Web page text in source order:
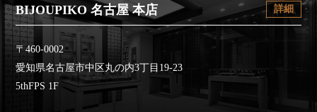
BIJOUPIKO 名古屋 本店 詳細
〒460-0002
愛知県名古屋市中区丸の内3丁目19-23
5thFPS 1F